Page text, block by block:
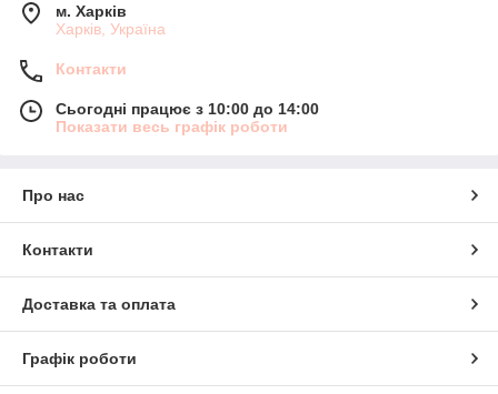
м. Харків
Харків, Україна
Контакти
Сьогодні працює з 10:00 до 14:00
Показати весь графік роботи
Про нас
Контакти
Доставка та оплата
Графік роботи